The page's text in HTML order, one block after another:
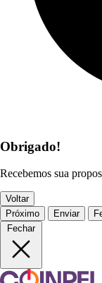
Obrigado!
Recebemos sua
Voltar
Próximo
Enviar
Fechar